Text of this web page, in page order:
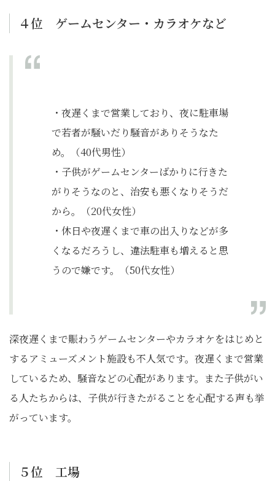
４位 ゲームセンター・カラオケなど
・夜遅くまで営業しており、夜に駐車場
で若者が騒いだり騒音がありそうなた
め。（40代男性）
・子供がゲームセンターばかりに行きた
がりそうなのと、治安も悪くなりそうだ
から。（20代女性）
・休日や夜遅くまで車の出入りなどが多
くなるだろうし、違法駐車も増えると思
うので嫌です。（50代女性）
深夜遅くまで賑わうゲームセンターやカラオケをはじめと
するアミューズメント施設も不人気です。夜遅くまで営業
しているため、騒音などの心配があります。また子供がい
る人たちからは、子供が行きたがることを心配する声も挙
がっています。
５位 工場